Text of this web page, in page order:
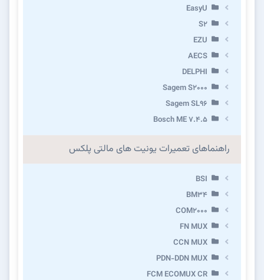
EasyU
S2
EZU
AECS
DELPHI
Sagem S2000
Sagem SL96
Bosch ME 7.4.5
راهنماهای تعمیرات یونیت های مالتی پلکس
BSI
BM34
COM2000
FN MUX
CCN MUX
PDN-DDN MUX
FCM ECOMUX CR